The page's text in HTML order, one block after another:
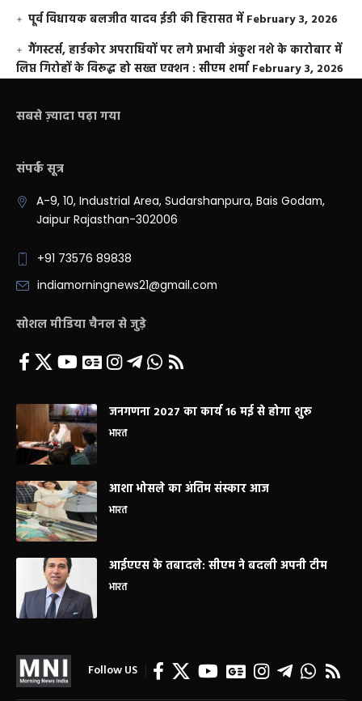
पूर्व विधायक बलजीत यादव ईडी की हिरासत में February 3, 2026
गैंगस्टर्स, हार्डकोर अपराधियों पर लगे प्रभावी अंकुश नशे के कारोबार में
लिप्त गिरोहों के विरूद्ध हो सख्त एक्शन : सीएम शर्मा February 3, 2026
सबसे ज़्यादा पढ़ा गया
संपर्क सूत्र
A-9, 10, Industrial Area, Sudarshanpura, Bais Godam,
Jaipur Rajasthan-302006
+91 73576 89838
indiamorningnews21@gmail.com
सोशल मीडिया चैनल से जुड़े
जनगणना 2027 का कार्य 16 मई से होगा शुरू
भारत
आशा भोसले का अंतिम संस्कार आज
भारत
आईएएस के तबादले: सीएम ने बदली अपनी टीम
भारत
Follow US